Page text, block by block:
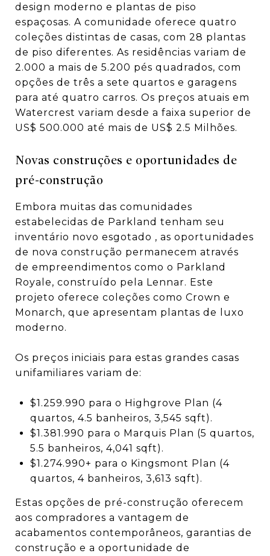
design moderno e plantas de piso
espaçosas. A comunidade oferece quatro
coleções distintas de casas, com 28 plantas
de piso diferentes. As residências variam de
2.000 a mais de 5.200 pés quadrados, com
opções de três a sete quartos e garagens
para até quatro carros. Os preços atuais em
Watercrest variam desde a faixa superior de
US$ 500.000 até mais de US$ 2.5 Milhões.
Novas construções e oportunidades de
pré-construção
Embora muitas das comunidades
estabelecidas de Parkland tenham seu
inventário novo esgotado , as oportunidades
de nova construção permanecem através
de empreendimentos como o Parkland
Royale, construído pela Lennar. Este
projeto oferece coleções como Crown e
Monarch, que apresentam plantas de luxo
moderno.
Os preços iniciais para estas grandes casas
unifamiliares variam de:
$1.259.990 para o Highgrove Plan (4
quartos, 4.5 banheiros, 3,545 sqft).
$1.381.990 para o Marquis Plan (5 quartos,
5.5 banheiros, 4,041 sqft).
$1.274.990+ para o Kingsmont Plan (4
quartos, 4 banheiros, 3,613 sqft).
Estas opções de pré-construção oferecem
aos compradores a vantagem de
acabamentos contemporâneos, garantias de
construção e a oportunidade de